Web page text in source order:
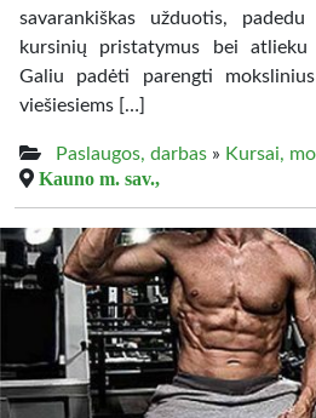
savarankiškas užduotis,
kursinių pristatymus bei atlieku
Galiu padėti parengti
viešiesiems […]
Paslaugos, darbas » Kursai,
Kauno m. sav.,